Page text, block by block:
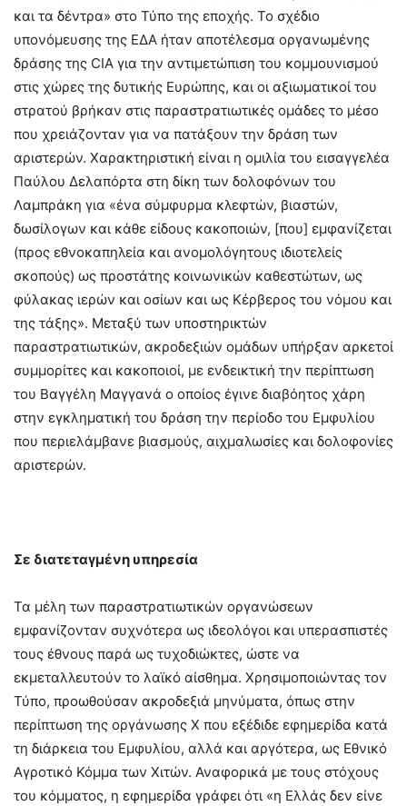
και τα δέντρα» στο Τύπο της εποχής. Το σχέδιο
υπονόμευσης της ΕΔΑ ήταν αποτέλεσμα οργανωμένης
δράσης της CIA για την αντιμετώπιση του κομμουνισμού
στις χώρες της δυτικής Ευρώπης, και οι αξιωματικοί του
στρατού βρήκαν στις παραστρατιωτικές ομάδες το μέσο
που χρειάζονταν για να πατάξουν την δράση των
αριστερών. Χαρακτηριστική είναι η ομιλία του εισαγγελέα
Παύλου Δελαπόρτα στη δίκη των δολοφόνων του
Λαμπράκη για «ένα σύμφυρμα κλεφτών, βιαστών,
δωσίλογων και κάθε είδους κακοποιών, [που] εμφανίζεται
(προς εθνοκαπηλεία και ανομολόγητους ιδιοτελείς
σκοπούς) ως προστάτης κοινωνικών καθεστώτων, ως
φύλακας ιερών και οσίων και ως Κέρβερος του νόμου και
της τάξης». Μεταξύ των υποστηρικτών
παραστρατιωτικών, ακροδεξιών ομάδων υπήρξαν αρκετοί
συμμορίτες και κακοποιοί, με ενδεικτική την περίπτωση
του Βαγγέλη Μαγγανά ο οποίος έγινε διαβόητος χάρη
στην εγκληματική του δράση την περίοδο του Εμφυλίου
που περιελάμβανε βιασμούς, αιχμαλωσίες και δολοφονίες
αριστερών.
Σε διατεταγμένη υπηρεσία
Τα μέλη των παραστρατιωτικών οργανώσεων
εμφανίζονταν συχνότερα ως ιδεολόγοι και υπερασπιστές
τους έθνους παρά ως τυχοδιώκτες, ώστε να
εκμεταλλευτούν το λαϊκό αίσθημα. Χρησιμοποιώντας τον
Τύπο, προωθούσαν ακροδεξιά μηνύματα, όπως στην
περίπτωση της οργάνωσης Χ που εξέδιδε εφημερίδα κατά
τη διάρκεια του Εμφυλίου, αλλά και αργότερα, ως Εθνικό
Αγροτικό Κόμμα των Χιτών. Αναφορικά με τους στόχους
του κόμματος, η εφημερίδα γράφει ότι «η Ελλάς δεν είνε